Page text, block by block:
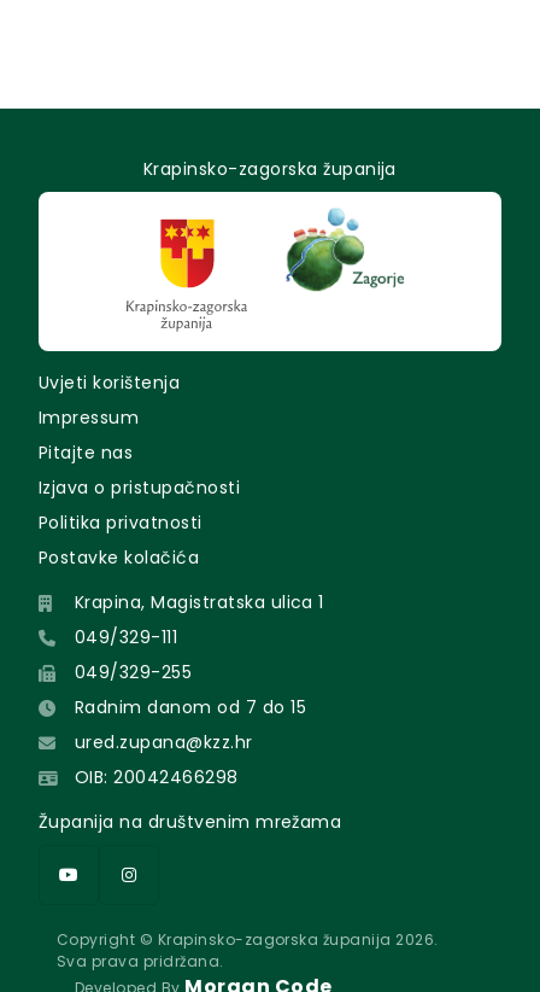
Krapinsko-zagorska županija
Uvjeti korištenja
Impressum
Pitajte nas
Izjava o pristupačnosti
Politika privatnosti
Postavke kolačića
Krapina, Magistratska ulica 1
049/329-111
049/329-255
Radnim danom od 7 do 15
ured.zupana@kzz.hr
OIB: 20042466298
Županija na društvenim mrežama
Copyright © Krapinsko-zagorska županija 2026.
Sva prava pridržana.